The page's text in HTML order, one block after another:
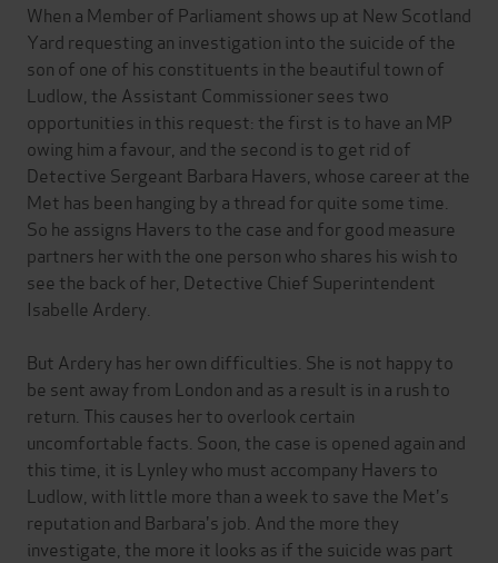
When a Member of Parliament shows up at New Scotland
Yard requesting an investigation into the suicide of the
son of one of his constituents in the beautiful town of
Ludlow, the Assistant Commissioner sees two
opportunities in this request: the first is to have an MP
owing him a favour, and the second is to get rid of
Detective Sergeant Barbara Havers, whose career at the
Met has been hanging by a thread for quite some time.
So he assigns Havers to the case and for good measure
partners her with the one person who shares his wish to
see the back of her, Detective Chief Superintendent
Isabelle Ardery.
But Ardery has her own difficulties. She is not happy to
be sent away from London and as a result is in a rush to
return. This causes her to overlook certain
uncomfortable facts. Soon, the case is opened again and
this time, it is Lynley who must accompany Havers to
Ludlow, with little more than a week to save the Met's
reputation and Barbara's job. And the more they
investigate, the more it looks as if the suicide was part